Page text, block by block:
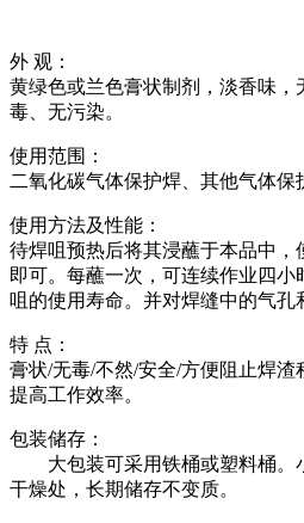
外 观：
黄绿色或兰色膏状制剂，淡香味
毒、无污染。
使用范围：
二氧化碳气体保护焊、其他气体保
使用方法及性能：
待焊咀预热后将其浸蘸于本品中
即可。每蘸一次，可连续作业四
咀的使用寿命。并对焊缝中的气孔
特 点：
膏状/无毒/不然/安全/方便阻止焊渣
提高工作效率。
包装储存：
大包装可采用铁桶或塑料桶。
干燥处，长期储存不变质。